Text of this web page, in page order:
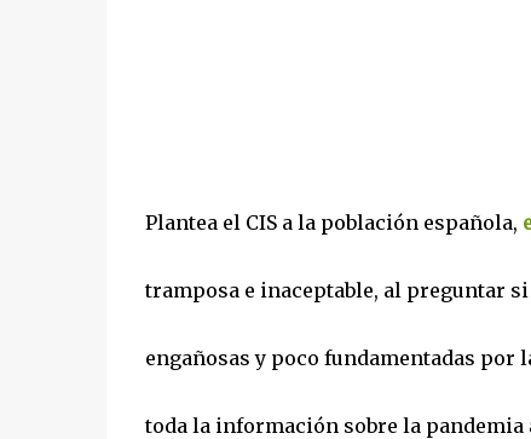
Plantea el CIS a la población española,
tramposa e inaceptable, al preguntar
engañosas y poco fundamentadas
toda la información sobre la